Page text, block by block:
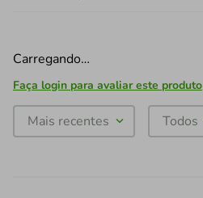
Carregando…
Faça login para avaliar este produto
Mais recentes Todos